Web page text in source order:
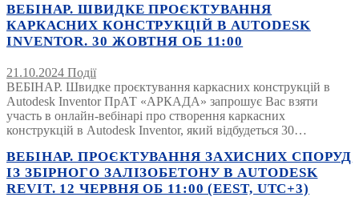
ВЕБІНАР. ШВИДКЕ ПРОЄКТУВАННЯ
КАРКАСНИХ КОНСТРУКЦІЙ В AUTODESK
INVENTOR. 30 ЖОВТНЯ ОБ 11:00
21.10.2024 Події
ВЕБІНАР. Швидке проєктування каркасних конструкцій в
Autodesk Inventor ПрАТ «АРКАДА» запрошує Вас взяти
участь в онлайн-вебінарі про створення каркасних
конструкцій в Autodesk Inventor, який відбудеться 30…
ВЕБІНАР. ПРОЄКТУВАННЯ ЗАХИСНИХ СПОРУД
ІЗ ЗБІРНОГО ЗАЛІЗОБЕТОНУ В AUTODESK
REVIT. 12 ЧЕРВНЯ ОБ 11:00 (EEST, UTC+3)